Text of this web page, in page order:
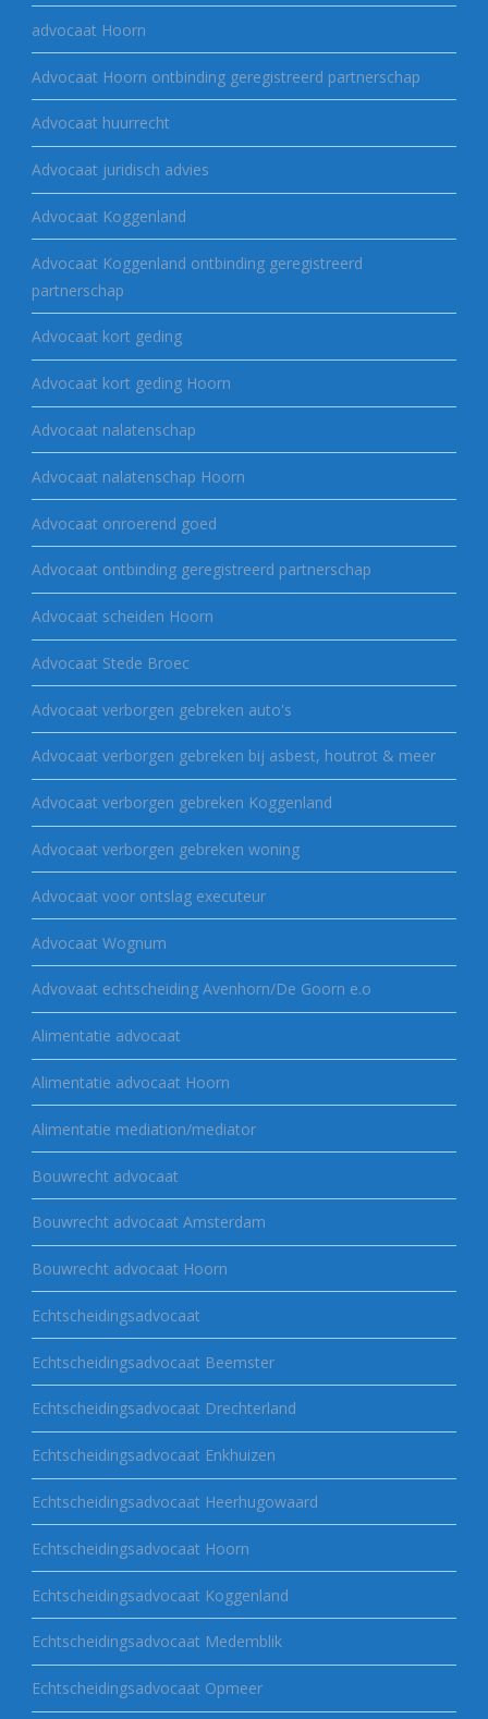
advocaat Hoorn
Advocaat Hoorn ontbinding geregistreerd partnerschap
Advocaat huurrecht
Advocaat juridisch advies
Advocaat Koggenland
Advocaat Koggenland ontbinding geregistreerd
partnerschap
Advocaat kort geding
Advocaat kort geding Hoorn
Advocaat nalatenschap
Advocaat nalatenschap Hoorn
Advocaat onroerend goed
Advocaat ontbinding geregistreerd partnerschap
Advocaat scheiden Hoorn
Advocaat Stede Broec
Advocaat verborgen gebreken auto's
Advocaat verborgen gebreken bij asbest, houtrot & meer
Advocaat verborgen gebreken Koggenland
Advocaat verborgen gebreken woning
Advocaat voor ontslag executeur
Advocaat Wognum
Advovaat echtscheiding Avenhorn/De Goorn e.o
Alimentatie advocaat
Alimentatie advocaat Hoorn
Alimentatie mediation/mediator
Bouwrecht advocaat
Bouwrecht advocaat Amsterdam
Bouwrecht advocaat Hoorn
Echtscheidingsadvocaat
Echtscheidingsadvocaat Beemster
Echtscheidingsadvocaat Drechterland
Echtscheidingsadvocaat Enkhuizen
Echtscheidingsadvocaat Heerhugowaard
Echtscheidingsadvocaat Hoorn
Echtscheidingsadvocaat Koggenland
Echtscheidingsadvocaat Medemblik
Echtscheidingsadvocaat Opmeer